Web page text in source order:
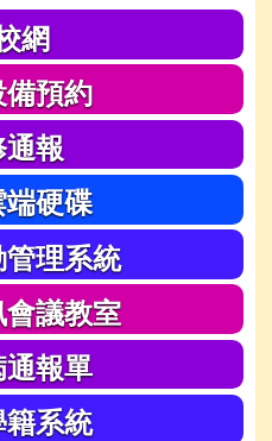
網
預約
報
硬碟
理系統
議教室
報單
系統